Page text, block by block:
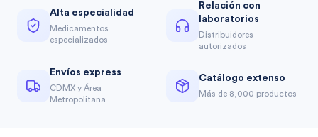
Alta especialidad
Medicamentos
especializados
Relación con
laboratorios
Distribuidores
autorizados
Envíos express
CDMX y Área
Metropolitana
Catálogo extenso
Más de 8,000 productos